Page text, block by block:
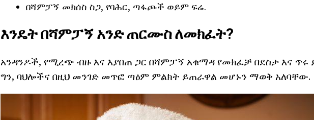
በሻምፓኝ መክሰስ ስጋ, የባሕር, ጣፋጮች ወይም ፍሬ.
እንዴት በሻምፓኝ አንድ ጠርሙስ ለመክፈት?
አንዳንዶች, የሚረጭ ብዙ እና እያበጠ ጋር በሻምፓኝ አቁማዳ የመክፈቻ በደስታ እና
ግን, ባህሎችና በዚህ መንገድ መጥፎ ጣዕም ምልክት ይጠራዋል መሆኑን ማወቅ አለባቸው.